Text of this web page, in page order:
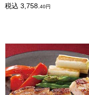
税込 3,758.40円
国産豚の魚沼熟成粕味